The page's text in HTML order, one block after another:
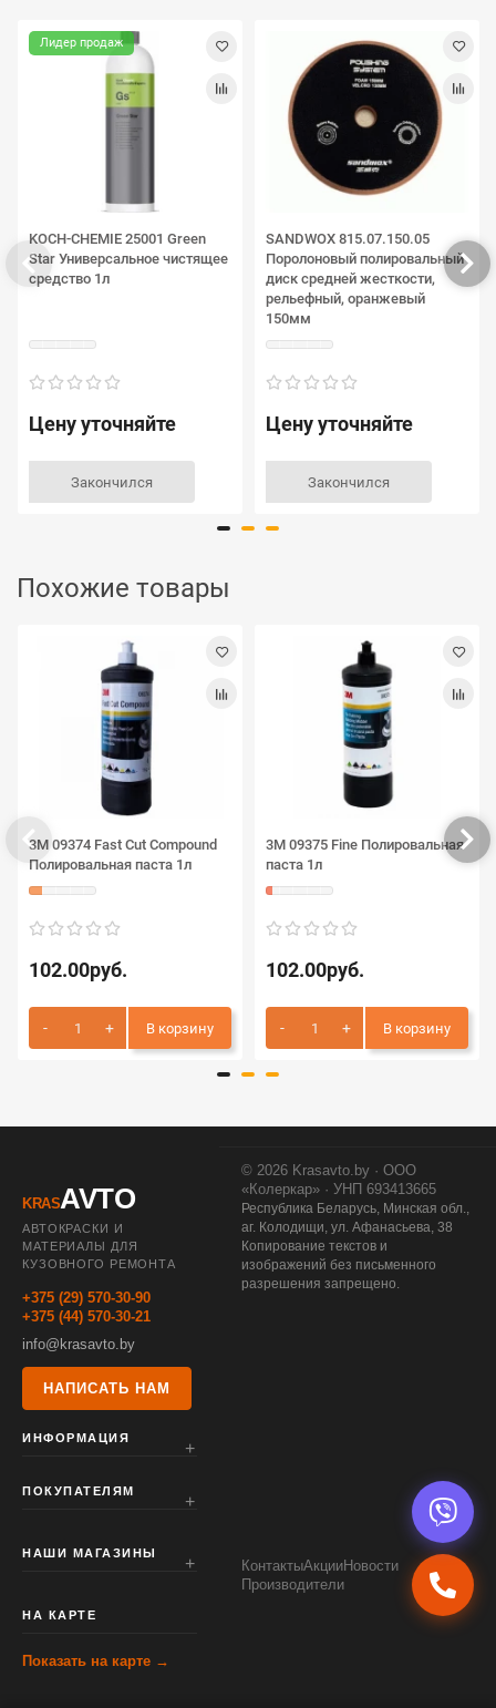
Лидер продаж
KOCH-CHEMIE 25001 Green
Star Универсальное чистящее
средство 1л
Цену уточняйте
Закончился
SANDWOX 815.07.150.05
Поролоновый полировальный
диск средней жесткости,
рельефный, оранжевый
150мм
Цену уточняйте
Закончился
Похожие товары
3М 09374 Fast Cut Compound
Полировальная паста 1л
102.00руб.
В корзину
3М 09375 Fine Полировальная
паста 1л
102.00руб.
В корзину
KRASAVTO
АВТОКРАСКИ И
МАТЕРИАЛЫ ДЛЯ
КУЗОВНОГО РЕМОНТА
+375 (29) 570-30-90
+375 (44) 570-30-21
info@krasavto.by
НАПИСАТЬ НАМ
ИНФОРМАЦИЯ
ПОКУПАТЕЛЯМ
НАШИ МАГАЗИНЫ
НА КАРТЕ
Показать на карте →
© 2026 Krasavto.by · ООО
«Колеркар» · УНП 693413665
Республика Беларусь, Минская обл.,
аг. Колодищи, ул. Афанасьева, 38
Копирование текстов и
изображений без письменного
разрешения запрещено.
КонтактыАкцииНовости
Производители